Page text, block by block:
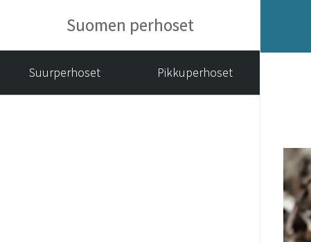
Suomen perhoset
Suurperhoset Pikkuperhoset